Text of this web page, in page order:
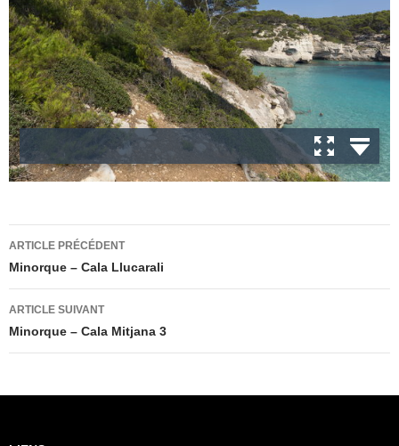
Navigation
des
articles
ARTICLE PRÉCÉDENT
Minorque – Cala Llucarali
ARTICLE SUIVANT
Minorque – Cala Mitjana 3